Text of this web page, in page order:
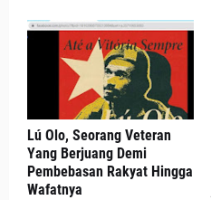
Lú Olo, Seorang Veteran
Yang Berjuang Demi
Pembebasan Rakyat Hingga
Wafatnya